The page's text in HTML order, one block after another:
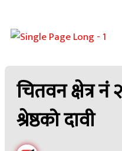
चितवन क्षेत्र नं
श्रेष्ठको दावी